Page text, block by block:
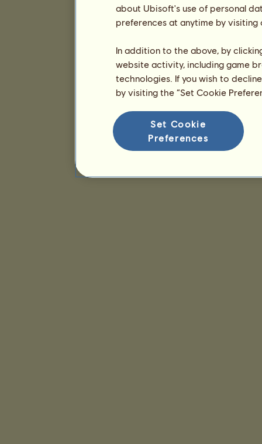
about Ubisoft's use of personal
preferences at anytime by
In addition to the above, by
website activity, including game
technologies. If you wish to
by visiting the “Set Cookie
Set Cookie
Preferences